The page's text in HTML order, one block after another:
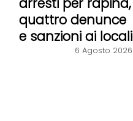
quattro denunce
e sanzioni ai locali
6 Agosto 2026